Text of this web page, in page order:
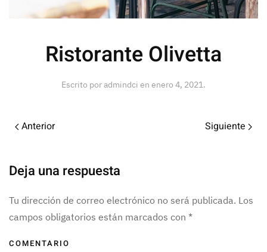
Ristorante Olivetta
Escrito poradmindci en enero 4, 2021.
Anterior Siguiente
Deja una respuesta
Tu dirección de correo electrónico no será publicada. Los
campos obligatorios están marcados con *
COMENTARIO